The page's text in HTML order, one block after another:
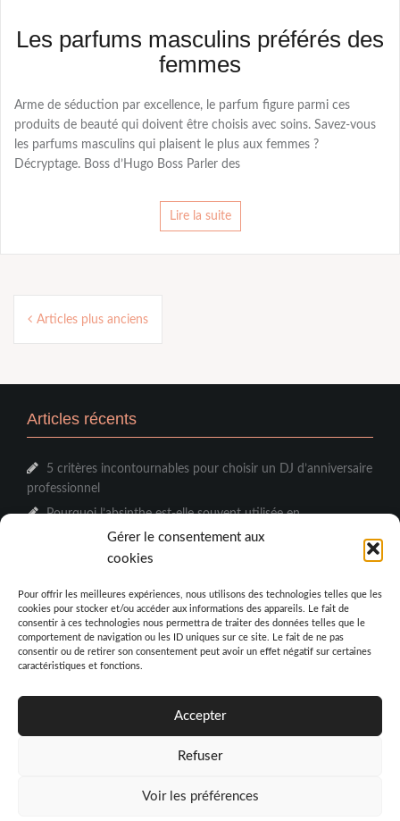
Gérer le consentement aux
cookies
Pour offrir les meilleures expériences, nous utilisons des technologies telles que les
cookies pour stocker et/ou accéder aux informations des appareils. Le fait de
consentir à ces technologies nous permettra de traiter des données telles que le
comportement de navigation ou les ID uniques sur ce site. Le fait de ne pas
consentir ou de retirer son consentement peut avoir un effet négatif sur certaines
caractéristiques et fonctions.
Accepter
Refuser
Voir les préférences
Les parfums masculins préférés des
femmes
Arme de séduction par excellence, le parfum figure parmi ces
produits de beauté qui doivent être choisis avec soins. Savez-vous
les parfums masculins qui plaisent le plus aux femmes ?
Décryptage. Boss d’Hugo Boss Parler des
Lire la suite
Navigation
Articles plus anciens
Articles récents
5 critères incontournables pour choisir un DJ d’anniversaire
professionnel
Pourquoi l’absinthe est-elle souvent utilisée en
phytothérapie ?
Comment choisir un parc respectueux du bien-être animal
Quels sont les indispensables dans la trousse à pharmacie ?
Quel est le rôle d’un major de promo ?
Blogroll